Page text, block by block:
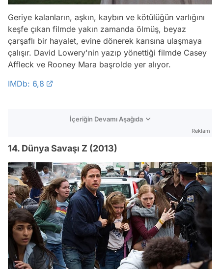
Geriye kalanların, aşkın, kaybın ve kötülüğün varlığını
keşfe çıkan filmde yakın zamanda ölmüş, beyaz
çarşaflı bir hayalet, evine dönerek karısına ulaşmaya
çalışır. David Lowery'nin yazıp yönettiği filmde Casey
Affleck ve Rooney Mara başrolde yer alıyor.
IMDb: 6,8
İçeriğin Devamı Aşağıda
Reklam
14. Dünya Savaşı Z (2013)